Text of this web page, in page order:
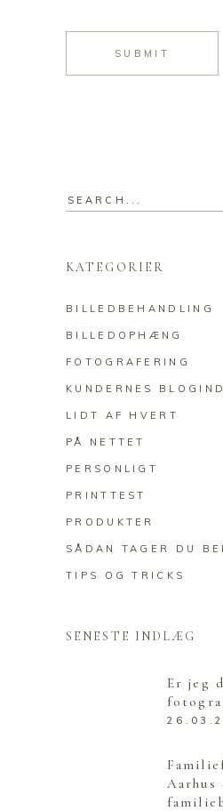
SUBMIT
Search
KATEGORIER
BILLEDBEHANDLING
BILLEDOPHÆNG
FOTOGRAFERING
KUNDERNES
LIDT AF HVERT
PÅ NETTET
PERSONLIGT
PRINTTEST
PRODUKTER
SÅDAN TAGER DU
TIPS OG TRICKS
SENESTE INDLÆG
Er jeg
Aarhus